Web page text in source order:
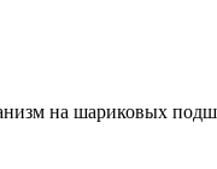
на шариковых